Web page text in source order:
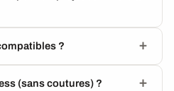
?
(sans coutures) ?